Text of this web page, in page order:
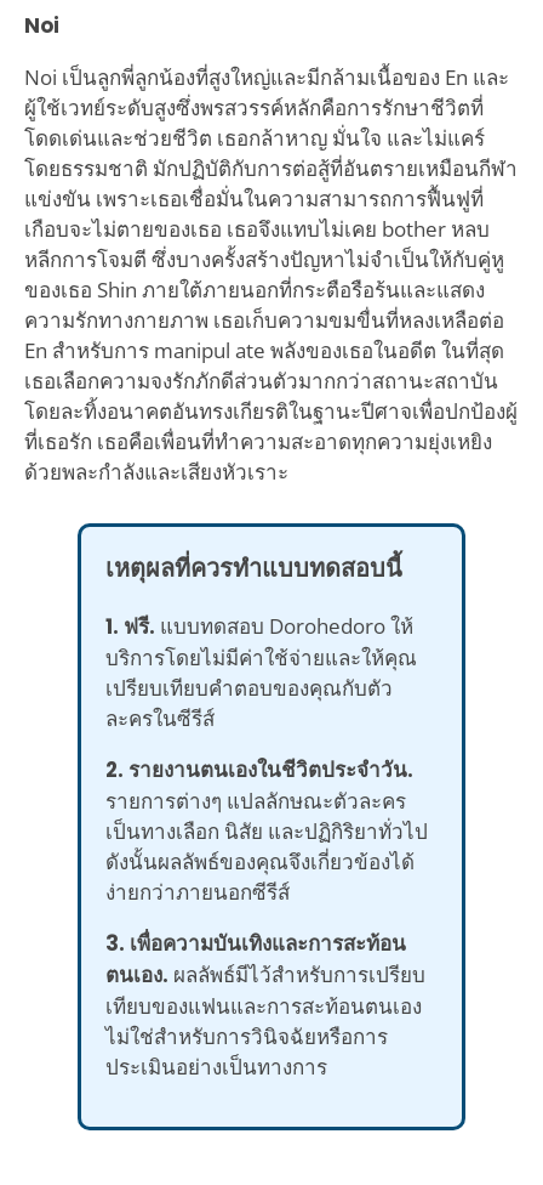
Noi
Noi เป็นลูกพี่ลูกน้องที่สูงใหญ่และมีกล้ามเนื้อของ En และ
ผู้ใช้เวทย์ระดับสูงซึ่งพรสวรรค์หลักคือการรักษาชีวิตที่
โดดเด่นและช่วยชีวิต เธอกล้าหาญ มั่นใจ และไม่แคร์
โดยธรรมชาติ มักปฏิบัติกับการต่อสู้ที่อันตรายเหมือนกีฬา
แข่งขัน เพราะเธอเชื่อมั่นในความสามารถการฟื้นฟูที่
เกือบจะไม่ตายของเธอ เธอจึงแทบไม่เคย bother หลบ
หลีกการโจมตี ซึ่งบางครั้งสร้างปัญหาไม่จำเป็นให้กับคู่หู
ของเธอ Shin ภายใต้ภายนอกที่กระตือรือร้นและแสดง
ความรักทางกายภาพ เธอเก็บความขมขื่นที่หลงเหลือต่อ
En สำหรับการ manipul ate พลังของเธอในอดีต ในที่สุด
เธอเลือกความจงรักภักดีส่วนตัวมากกว่าสถานะสถาบัน
โดยละทิ้งอนาคตอันทรงเกียรติในฐานะปีศาจเพื่อปกป้องผู้
ที่เธอรัก เธอคือเพื่อนที่ทำความสะอาดทุกความยุ่งเหยิง
ด้วยพละกำลังและเสียงหัวเราะ
เหตุผลที่ควรทำแบบทดสอบนี้
1. ฟรี. แบบทดสอบ Dorohedoro ให้
บริการโดยไม่มีค่าใช้จ่ายและให้คุณ
เปรียบเทียบคำตอบของคุณกับตัว
ละครในซีรีส์
2. รายงานตนเองในชีวิตประจำวัน.
รายการต่างๆ แปลลักษณะตัวละคร
เป็นทางเลือก นิสัย และปฏิกิริยาทั่วไป
ดังนั้นผลลัพธ์ของคุณจึงเกี่ยวข้องได้
ง่ายกว่าภายนอกซีรีส์
3. เพื่อความบันเทิงและการสะท้อน
ตนเอง. ผลลัพธ์มีไว้สำหรับการเปรียบ
เทียบของแฟนและการสะท้อนตนเอง
ไม่ใช่สำหรับการวินิจฉัยหรือการ
ประเมินอย่างเป็นทางการ